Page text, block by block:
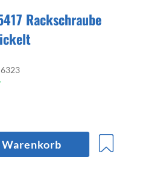
Rackschraube
Warenkorb